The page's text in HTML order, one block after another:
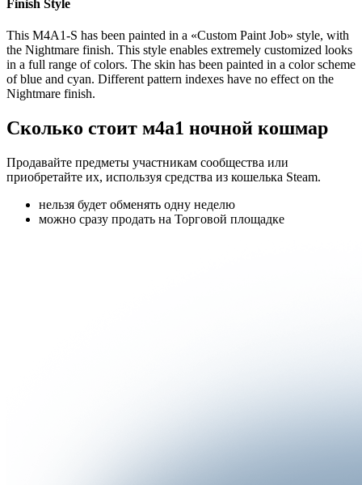
Finish Style
This M4A1-S has been painted in a «Custom Paint Job» style, with
the Nightmare finish. This style enables extremely customized looks
in a full range of colors. The skin has been painted in a color scheme
of blue and cyan. Different pattern indexes have no effect on the
Nightmare finish.
Сколько стоит м4а1 ночной кошмар
Продавайте предметы участникам сообщества или
приобретайте их, используя средства из кошелька Steam.
нельзя будет обменять одну неделю
можно сразу продать на Торговой площадке